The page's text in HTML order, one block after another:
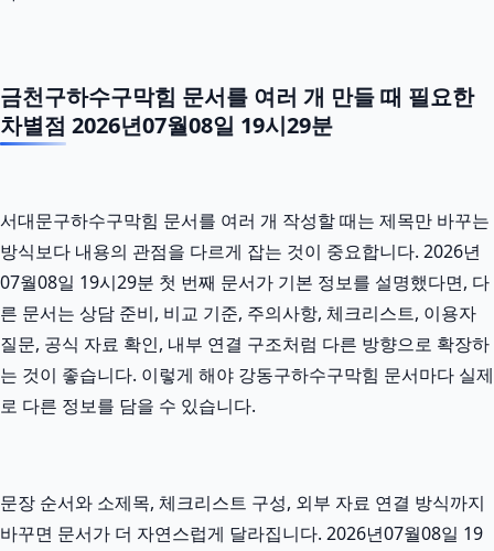
금천구하수구막힘 문서를 여러 개 만들 때 필요한
차별점 2026년07월08일 19시29분
서대문구하수구막힘 문서를 여러 개 작성할 때는 제목만 바꾸는
방식보다 내용의 관점을 다르게 잡는 것이 중요합니다. 2026년
07월08일 19시29분 첫 번째 문서가 기본 정보를 설명했다면, 다
른 문서는 상담 준비, 비교 기준, 주의사항, 체크리스트, 이용자
질문, 공식 자료 확인, 내부 연결 구조처럼 다른 방향으로 확장하
는 것이 좋습니다. 이렇게 해야 강동구하수구막힘 문서마다 실제
로 다른 정보를 담을 수 있습니다.
문장 순서와 소제목, 체크리스트 구성, 외부 자료 연결 방식까지
바꾸면 문서가 더 자연스럽게 달라집니다. 2026년07월08일 19